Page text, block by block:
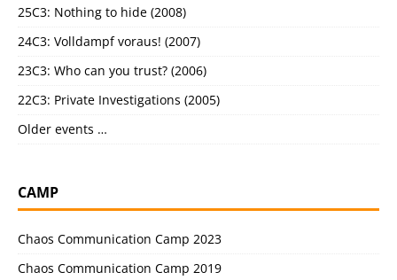
25C3: Nothing to hide (2008)
24C3: Volldampf voraus! (2007)
23C3: Who can you trust? (2006)
22C3: Private Investigations (2005)
Older events …
CAMP
Chaos Communication Camp 2023
Chaos Communication Camp 2019